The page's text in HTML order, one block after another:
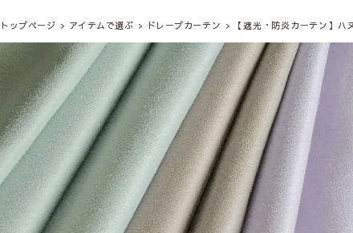
トップページ アイテムで選ぶ ドレープカーテン 【遮光・防炎カーテン】ハ